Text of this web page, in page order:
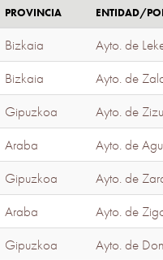
PROVINCIA ENTIDAD/
Bizkaia Ayto. de
Bizkaia
Ayto. de
Gipuzkoa
Ayto. de
Araba
Ayto. de
Gipuzkoa
Ayto. de
Araba
Ayto. de
Gipuzkoa
Ayto. de